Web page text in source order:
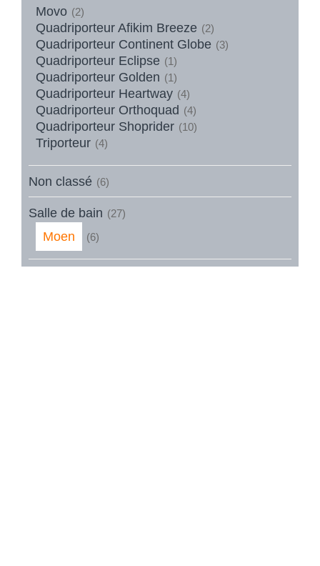
Movo (2)
Quadriporteur Afikim Breeze (2)
Quadriporteur Continent Globe (3)
Quadriporteur Eclipse (1)
Quadriporteur Golden (1)
Quadriporteur Heartway (4)
Quadriporteur Orthoquad (4)
Quadriporteur Shoprider (10)
Triporteur (4)
Non classé (6)
Salle de bain (27)
Moen (6)